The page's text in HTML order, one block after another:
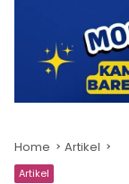
Home Artikel
Artikel